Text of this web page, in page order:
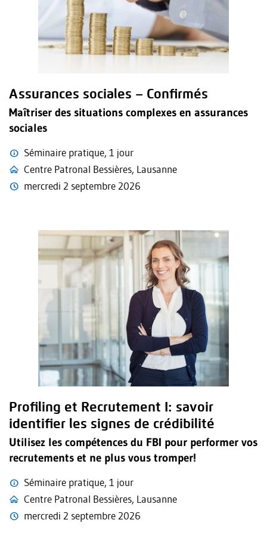
Assurances sociales – Confirmés
Maîtriser des situations complexes en assurances
sociales
Séminaire pratique, 1 jour
Centre Patronal Bessières, Lausanne
mercredi 2 septembre 2026
Profiling et Recrutement I: savoir
identifier les signes de crédibilité
Utilisez les compétences du FBI pour performer vos
recrutements et ne plus vous tromper!
Séminaire pratique, 1 jour
Centre Patronal Bessières, Lausanne
mercredi 2 septembre 2026